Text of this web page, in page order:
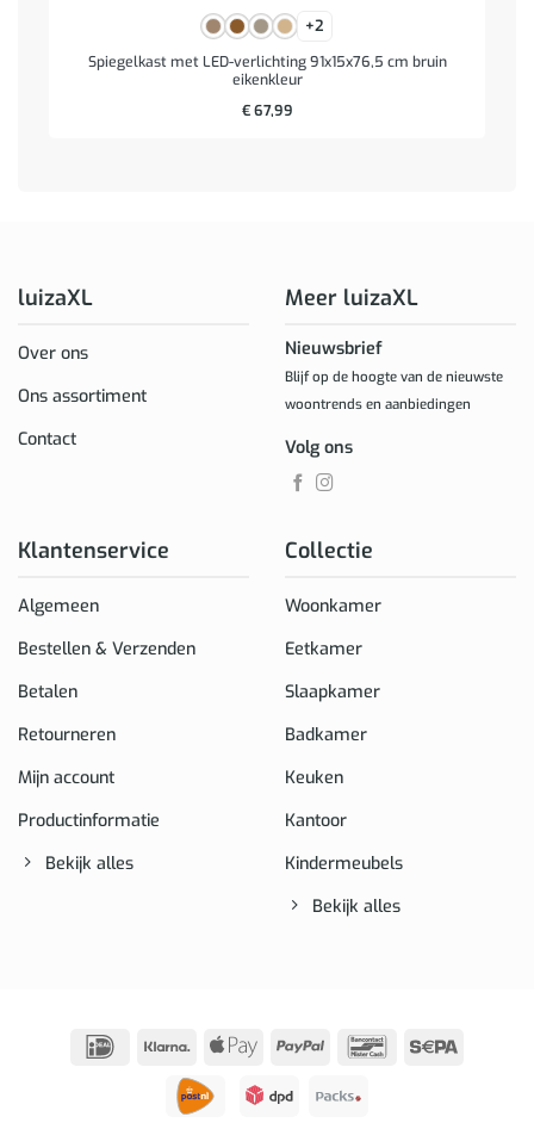
+2
Spiegelkast met LED-verlichting 91x15x76,5 cm bruin
eikenkleur
€67,99
luizaXL
Over ons
Ons assortiment
Contact
Klantenservice
Algemeen
Bestellen & Verzenden
Betalen
Retourneren
Mijn account
Productinformatie
Bekijk alles
Collectie
Woonkamer
Eetkamer
Slaapkamer
Badkamer
Keuken
Kantoor
Kindermeubels
Bekijk alles
Meer luizaXL
Nieuwsbrief
Blijf op de hoogte van de nieuwste
woontrends en aanbiedingen
Volg ons
IDeal Klarna
Apple
PayPal BancontactSepa